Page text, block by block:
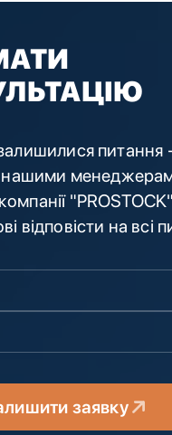
питання
нашими
"PROSTOCK"
відповісти на всі
заявку